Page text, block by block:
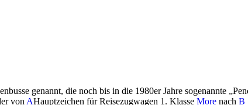
genannt, die noch bis in die 1980er Jahre sogenannte
von AHauptzeichen für Reisezugwagen 1. Klasse More nach B